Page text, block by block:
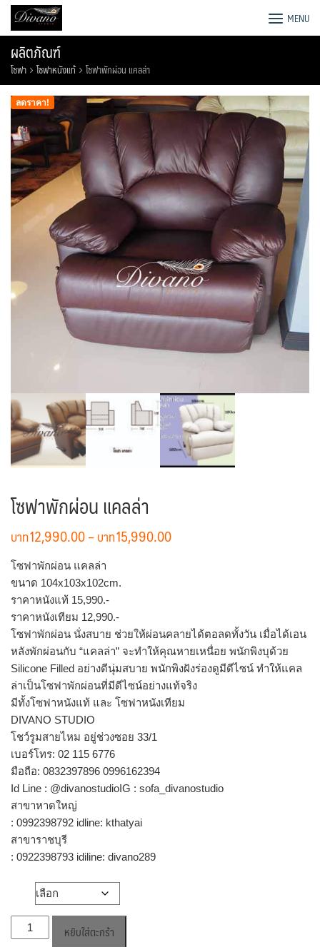
Skipโรงงานโซฟา เตียง ชุดโต๊ะอาหาร MENU
ผลิตภัณฑ์
โซฟา โซฟาหนังแท้ โซฟาพักผ่อน แคลล่า
ลดราคา!
โซฟาพักผ่อน แคลล่า
12,990.00– 15,990.00Price
โซฟาพักผ่อน แคลล่า
ขนาด 104x103x102cm.
ราคาหนังแท้ 15,990.-
ราคาหนังเทียม 12,990.-
โซฟาพักผ่อน นั่งสบาย ช่วยให้ผ่อนคลายได้ตอลดทั้งวัน เมื่อได้เอน
หลังพักผ่อนกับ “แคลล่า” จะทำให้คุณหายเหนื่อย พนักพิงบุด้วย
Silicone Filled อย่างดีนุ่มสบาย พนักพิงฝังร่องดูมีดีไซน์ ทำให้แคล
ล่าเป็นโซฟาพักผ่อนที่มีดีไซน์อย่างแท้จริง
มีทั้งโซฟาหนังแท้ และ โซฟาหนังเทียม
DIVANO STUDIO
โชว์รูมสายไหม อยู่ช่วงซอย 33/1
เบอร์โทร: 02 115 6776
มือถือ: 0832397896 0996162394
Id Line : @divanostudioIG : sofa_divanostudio
สาขาหาดใหญ่
: 0992398792 idline: kthatyai
สาขาราชบุรี
: 0922398793 idiline: divano289
จำนวน
โซฟา
หยิบใส่ตะกร้า